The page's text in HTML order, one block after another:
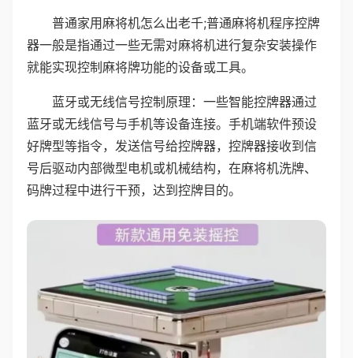
普通家用麻将机怎么出老千;普通麻将机程序控牌
器一般是指通过一些无需对麻将机进行复杂安装操作
就能实现控制麻将牌功能的设备或工具。
蓝牙或无线信号控制原理：一些智能控牌器通过
蓝牙或无线信号与手机等设备连接。手机端软件预设
好牌型等指令，发送信号给控牌器，控牌器接收到信
号后驱动内部微型电机或机械结构，在麻将机洗牌、
码牌过程中进行干预，达到控牌目的。